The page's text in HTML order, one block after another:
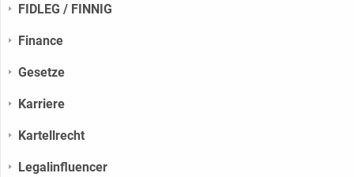
FIDLEG / FINNIG
Finance
Gesetze
Karriere
Kartellrecht
Legalinfluencer